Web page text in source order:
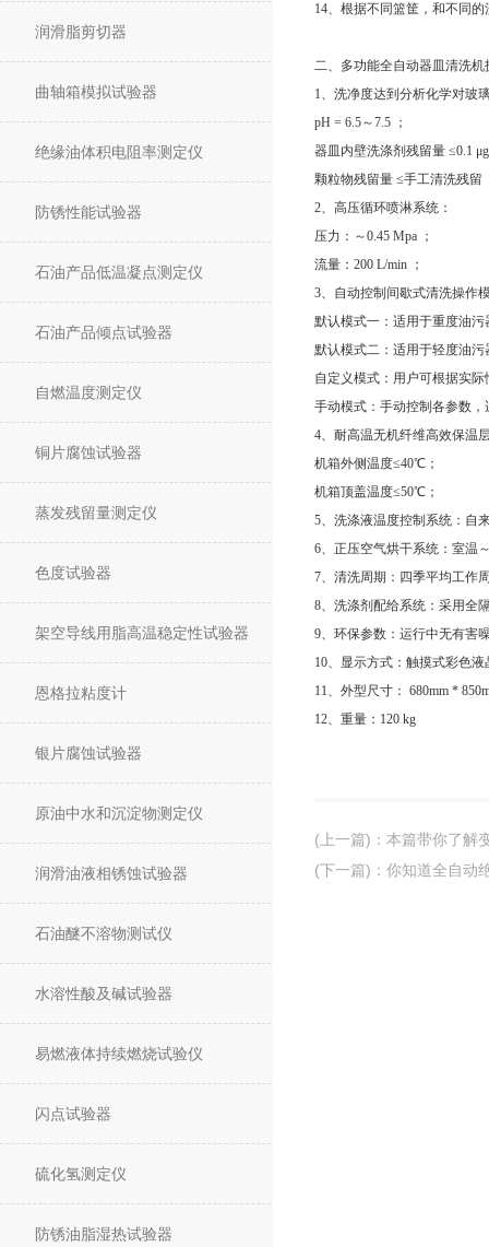
润滑脂剪切器
曲轴箱模拟试验器
绝缘油体积电阻率测定仪
防锈性能试验器
石油产品低温凝点测定仪
石油产品倾点试验器
自燃温度测定仪
铜片腐蚀试验器
蒸发残留量测定仪
色度试验器
架空导线用脂高温稳定性试验器
恩格拉粘度计
银片腐蚀试验器
原油中水和沉淀物测定仪
润滑油液相锈蚀试验器
石油醚不溶物测试仪
水溶性酸及碱试验器
易燃液体持续燃烧试验仪
闪点试验器
硫化氢测定仪
防锈油脂湿热试验器
14、根据不同篮筐，和不同
二、多功能全自动器皿清洗机
1、洗净度达到分析化学对玻
pH = 6.5～7.5 ；
器皿内壁洗涤剂残留量 ≤0.1
颗粒物残留量 ≤手工清洗残留
2、高压循环喷淋系统：
压力：～0.45 Mpa ；
流量：200 L/min ；
3、自动控制间歇式清洗操作
默认模式一：适用于重度油污
默认模式二：适用于轻度油污
自定义模式：用户可根据实
手动模式：手动控制各参数
4、耐高温无机纤维高效保温
机箱外侧温度≤40℃；
机箱顶盖温度≤50℃；
5、洗涤液温度控制系统：自
6、正压空气烘干系统：室温
7、清洗周期：四季平均工作
8、洗涤剂配给系统：采用全
9、环保参数：运行中无有害
10、显示方式：触摸式彩色
11、外型尺寸： 680mm *
12、重量：120 kg
(上一篇) ： 本篇带你了解
(下一篇) ： 你知道全自动